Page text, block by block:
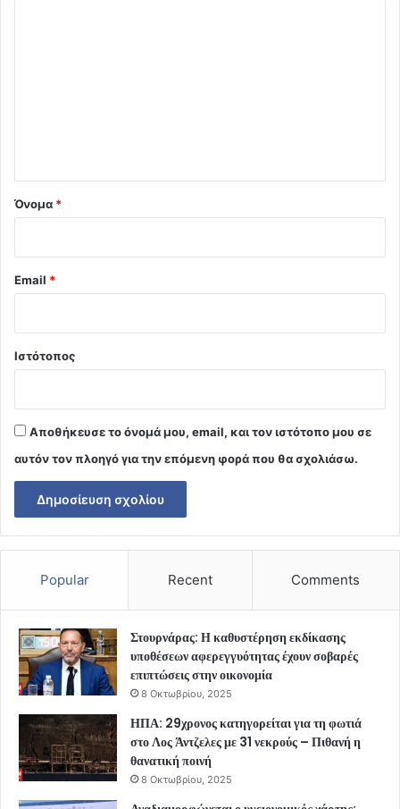
Όνομα *
Email *
Ιστότοπος
Αποθήκευσε το όνομά μου, email, και τον ιστότοπο μου σε
αυτόν τον πλοηγό για την επόμενη φορά που θα σχολιάσω.
Popular Recent Comments
Στουρνάρας: Η καθυστέρηση εκδίκασης
υποθέσεων αφερεγγυότητας έχουν σοβαρές
επιπτώσεις στην οικονομία
8 Οκτωβρίου, 2025
ΗΠΑ: 29χρονος κατηγορείται για τη φωτιά
στο Λος Άντζελες με 31 νεκρούς – Πιθανή η
θανατική ποινή
8 Οκτωβρίου, 2025